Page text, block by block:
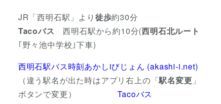
JR「西明石駅」より 徒歩約30分
Tacoバス 西明石駅から約10分(西明石北ルート
｢野々池中学校｣下車)
西明石駅バス時刻あかしiびじょん (akashi-i.net)
（違う駅名が出た時はアプリ右上の「駅名変更 」
ボタンで変更）Tacoバス